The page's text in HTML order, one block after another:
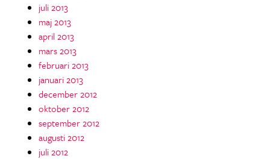
juli 2013
maj 2013
april 2013
mars 2013
februari 2013
januari 2013
december 2012
oktober 2012
september 2012
augusti 2012
juli 2012